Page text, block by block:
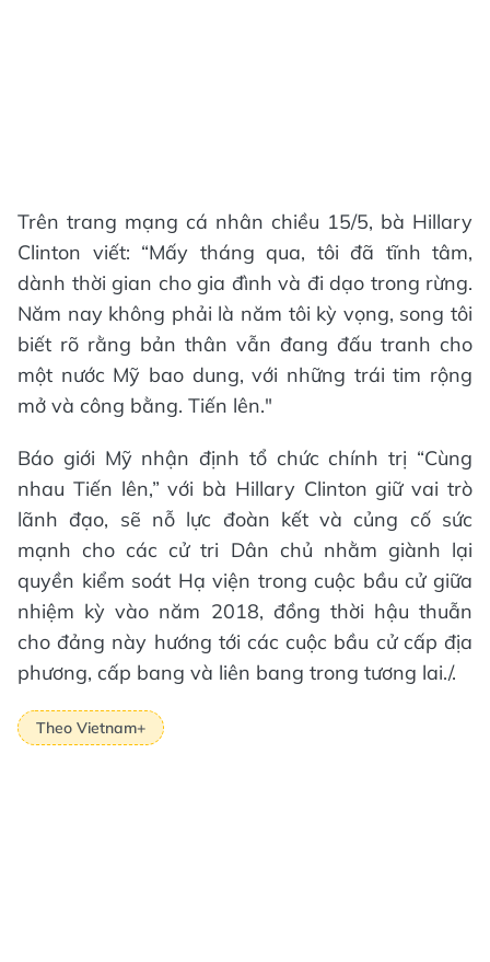
Trên trang mạng cá nhân chiều 15/5, bà Hillary
Clinton viết: “Mấy tháng qua, tôi đã tĩnh tâm,
dành thời gian cho gia đình và đi dạo trong rừng.
Năm nay không phải là năm tôi kỳ vọng, song tôi
biết rõ rằng bản thân vẫn đang đấu tranh cho
một nước Mỹ bao dung, với những trái tim rộng
mở và công bằng. Tiến lên."
Báo giới Mỹ nhận định tổ chức chính trị “Cùng
nhau Tiến lên,” với bà Hillary Clinton giữ vai trò
lãnh đạo, sẽ nỗ lực đoàn kết và củng cố sức
mạnh cho các cử tri Dân chủ nhằm giành lại
quyền kiểm soát Hạ viện trong cuộc bầu cử giữa
nhiệm kỳ vào năm 2018, đồng thời hậu thuẫn
cho đảng này hướng tới các cuộc bầu cử cấp địa
phương, cấp bang và liên bang trong tương lai./.
Theo Vietnam+